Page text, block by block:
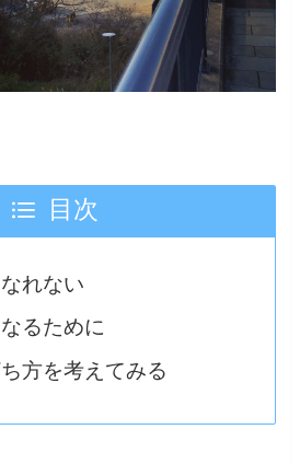
目次
れない
るために
方を考えてみる